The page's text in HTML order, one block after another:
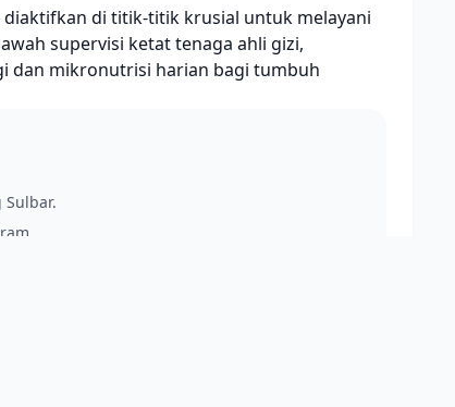
diaktifkan di titik-titik krusial untuk melayani
supervisi ketat tenaga ahli gizi,
dan mikronutrisi harian bagi tumbuh